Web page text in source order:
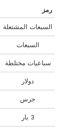
رمز
السبعات المشتعلة
السبعات
سباعيات مختلطة
دولار
جرس